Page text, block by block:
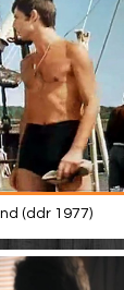
(ddr 1977)